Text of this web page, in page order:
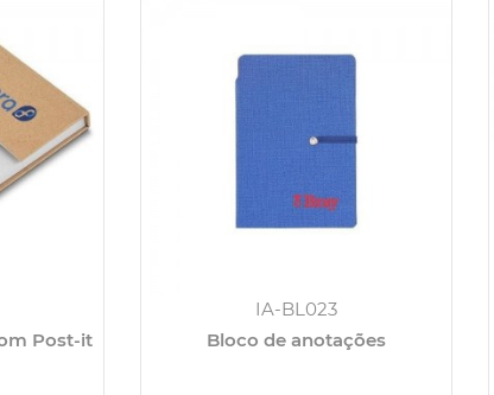
Post-it
IA-BL023
Bloco de anotações